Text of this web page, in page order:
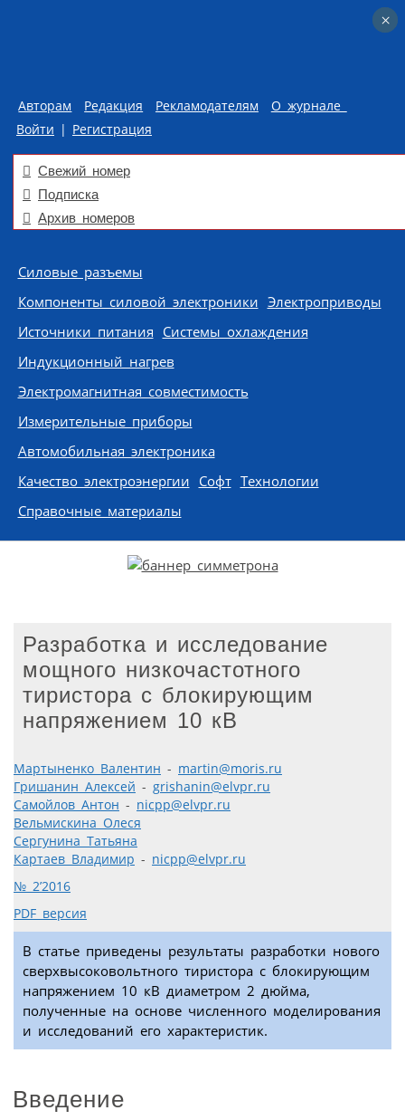
Авторам Редакция Рекламодателям
О журнале
Войти | Регистрация
Свежий номер
Подписка
Архив номеров
Skip to content
Силовые разъемы
Компоненты силовой электроники Электроприводы
Источники питания Системы охлаждения
Индукционный нагрев
Электромагнитная совместимость
Измерительные приборы
Автомобильная электроника
Качество электроэнергии Софт Технологии
Справочные материалы
Разработка и исследование
мощного низкочастотного
тиристора с блокирующим
напряжением 10 кВ
Мартыненко Валентин - martin@moris.ru
Гришанин Алексей - grishanin@elvpr.ru
Самойлов Антон - nicpp@elvpr.ru
Вельмискина Олеся
Сергунина Татьяна
Картаев Владимир - nicpp@elvpr.ru
№ 2’2016
PDF версия
В статье приведены результаты разработки нового
сверхвысоковольтного тиристора с блокирующим
напряжением 10 кВ диаметром 2 дюйма,
полученные на основе численного моделирования
и исследований его характеристик.
Введение
×
×